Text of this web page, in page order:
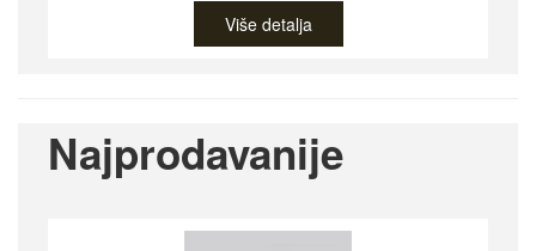
Više detalja
Najprodavanije